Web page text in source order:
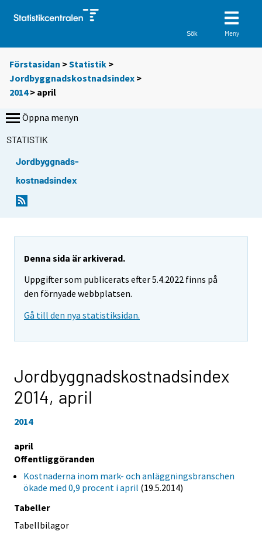
Sök Meny
Förstasidan >Statistik >
Jordbyggnadskostnadsindex >
2014> april
Öppna menyn
STATISTIK
Jordbyggnads-
kostnadsindex
Denna sida är arkiverad.
Uppgifter som publicerats efter 5.4.2022 finns på
den förnyade webbplatsen.
Gå till den nya statistiksidan.
Jordbyggnadskostnadsindex
2014, april
2014
april
Offentliggöranden
Kostnaderna inom mark- och anläggningsbranschen
ökade med 0,9 procent i april (19.5.2014)
Tabeller
Tabellbilagor